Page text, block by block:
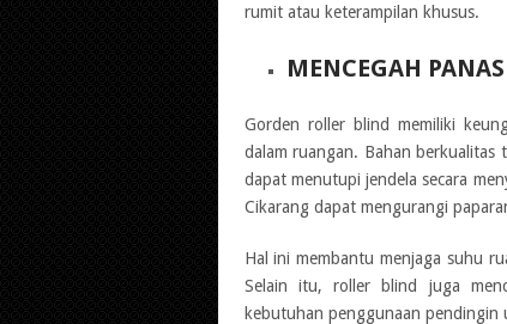
rumit atau keterampilan khusus.
MENCEGAH
Gorden roller blind memiliki
dalam ruangan. Bahan berkualitas
dapat menutupi jendela secara
Cikarang dapat mengurangi
Hal ini membantu menjaga suhu
Selain itu, roller blind juga
kebutuhan penggunaan pendingin